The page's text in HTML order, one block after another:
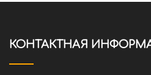
КОНТАКТНАЯ